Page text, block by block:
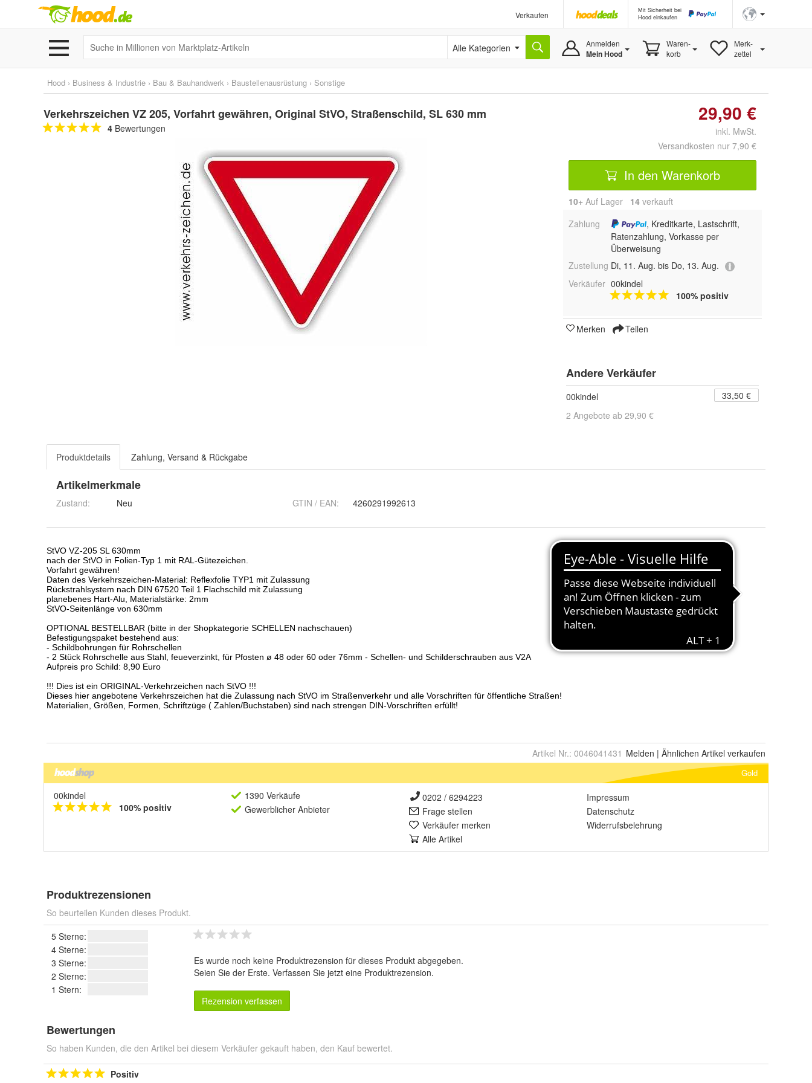
Verkaufen
Mit Sicherheit bei
Hood einkaufen
Alle Kategorien Anmelden
Mein Hood
Waren-
korb
Merk-
zettel
Hood › Business & Industrie › Bau & Bauhandwerk › Baustellenausrüstung › Sonstige
Verkehrszeichen VZ 205, Vorfahrt gewähren, Original StVO, Straßenschild, SL 630 mm
4 Bewertungen
29,90 €
inkl. MwSt.
Versandkosten nur 7,90 €
In den Warenkorb
10+ Auf Lager 14 verkauft
Zahlung
, Kreditkarte, Lastschrift,
Ratenzahlung, Vorkasse per
Überweisung
Zustellung Di, 11. Aug. bis Do, 13. Aug.
Verkäufer 00kindel
100% positiv
Merken Teilen
Andere Verkäufer
00kindel
33,50 €
2 Angebote ab 29,90 €
Produktdetails Zahlung, Versand & Rückgabe
Artikelmerkmale
Zustand: Neu GTIN / EAN: 4260291992613
Artikel Nr.: 0046041431 Melden | Ähnlichen Artikel verkaufen
Gold
00kindel
100% positiv
1390 Verkäufe
Gewerblicher Anbieter
0202 / 6294223
Frage stellen
Verkäufer merken
Alle Artikel
Impressum
Datenschutz
Widerrufsbelehrung
Produktrezensionen
So beurteilen Kunden dieses Produkt.
5 Sterne:
4 Sterne:
3 Sterne:
2 Sterne:
1 Stern:
Es wurde noch keine Produktrezension für dieses Produkt abgegeben.
Seien Sie der Erste. Verfassen Sie jetzt eine Produktrezension.
Rezension verfassen
Bewertungen
So haben Kunden, die den Artikel bei diesem Verkäufer gekauft haben, den Kauf bewertet.
Positiv